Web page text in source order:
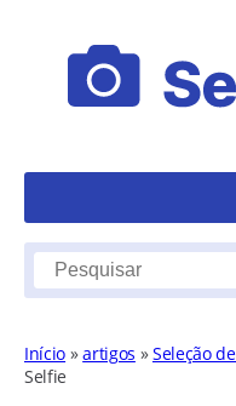
Início »artigos »Seleção
Selfie